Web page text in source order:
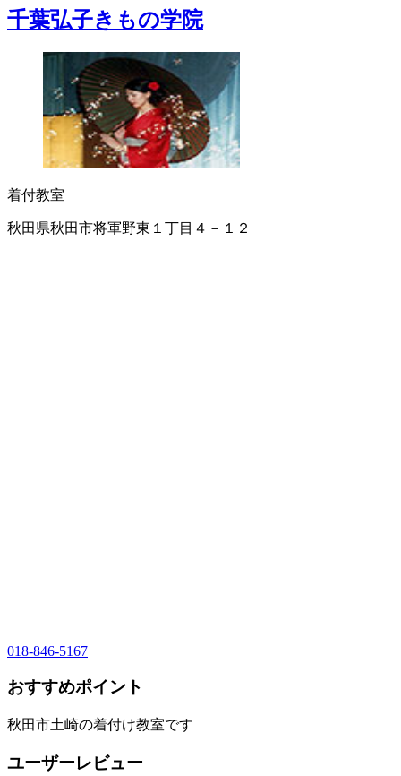
千葉弘子きもの学院
着付教室
秋田県秋田市将軍野東１丁目４－１２
018-846-5167
おすすめポイント
秋田市土崎の着付け教室です
ユーザーレビュー